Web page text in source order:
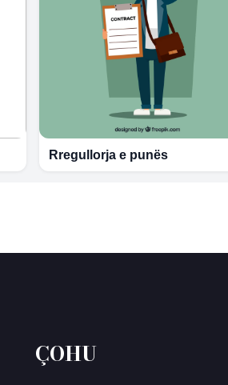
Rregullorja e punës
ÇOHU